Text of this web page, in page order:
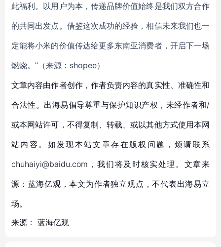
此福利。以用户为本，传递品牌价值始终是我们双方合作
的共同出发点。借鉴这次成功的经验，相信未来我们也一
定能将小米的价值传达给更多东南亚消费者，开启下一场
燃烧。”（来源：shopee）
文章内容由作者创作，作者负责内容的真实性、准确性和
合法性。出海易倡导尊重与保护知识产权，未经作者和/
或本网站许可，不得复制、转载、或以其他方式使用本网
站内容。如发现本站文章存在版权问题，烦请联系
chuhaiyi@baidu.com，我们将及时核实处理。文章来
源：蓝海亿观，本文为作者独立观点，不代表出海易立
场。
来源： 蓝海亿观